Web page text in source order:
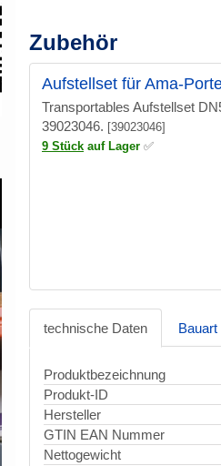
Zubehör
Aufstellset für Ama-
Transportables Aufstellset
39023046. [39023046]
9 Stück auf Lager ✅
technische Daten Bauart
Produktbezeichnung
Produkt-ID
Hersteller
GTIN EAN Nummer
Nettogewicht